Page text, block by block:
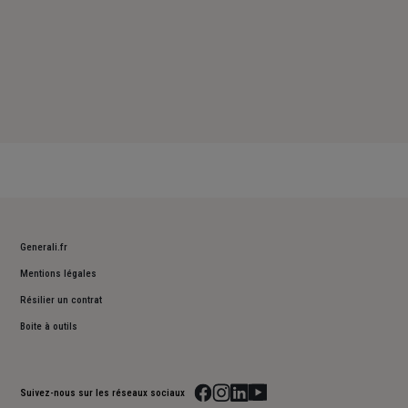
Generali.fr
Mentions légales
Résilier un contrat
Boite à outils
Suivez-nous sur les réseaux sociaux